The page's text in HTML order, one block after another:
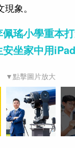
象。
瑤小學重本
坐家中用
▼點擊圖片放大